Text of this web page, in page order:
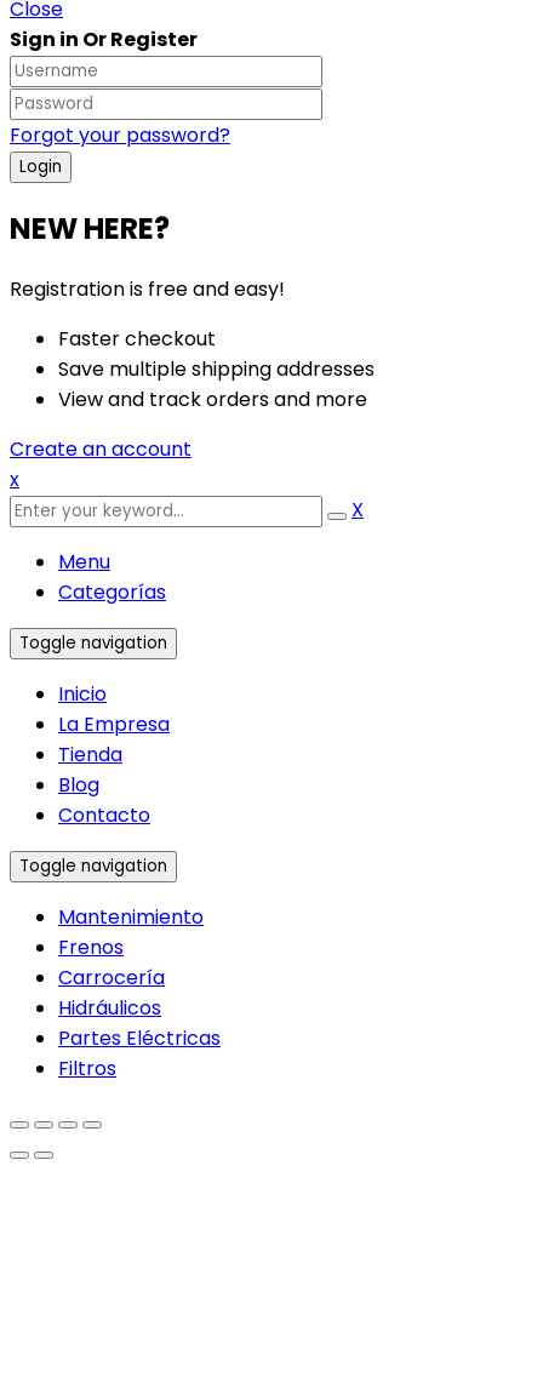
Close
Sign in Or Register
Forgot your password?
NEW HERE?
Registration is free and easy!
Faster checkout
Save multiple shipping addresses
View and track orders and more
Create an account
x
X
Menu
Categorías
Toggle navigation
Inicio
La Empresa
Tienda
Blog
Contacto
Toggle navigation
Mantenimiento
Frenos
Carrocería
Hidráulicos
Partes Eléctricas
Filtros